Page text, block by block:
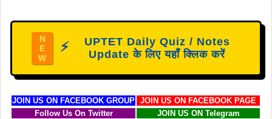
N
E
W
⚡
UPTET Daily Quiz / Notes
Update के लिए यहाँ क्लिक करें
JOIN US ON FACEBOOK GROUP
JOIN US ON FACEBOOK PAGE
Follow Us On Twitter
JOIN US ON Telegram